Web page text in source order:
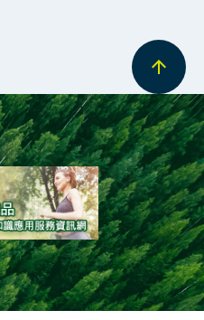
arrow_upward